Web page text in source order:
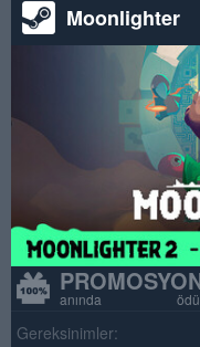
Moonlighter
anında
Gereksinimler: